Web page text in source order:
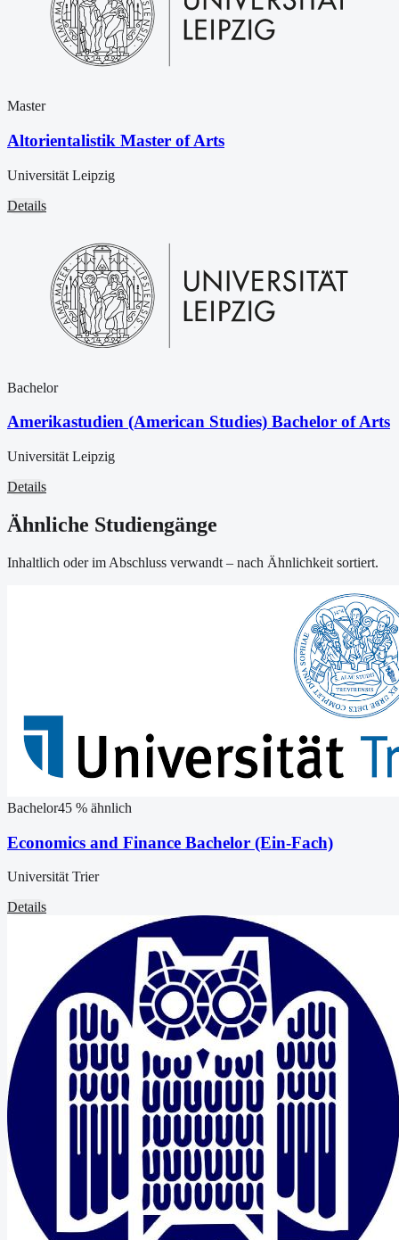
Master
Altorientalistik Master of Arts
Universität Leipzig
Details
Bachelor
Amerikastudien (American Studies) Bachelor of Arts
Universität Leipzig
Details
Ähnliche Studiengänge
Inhaltlich oder im Abschluss verwandt – nach Ähnlichkeit sortiert.
Bachelor45 % ähnlich
Economics and Finance Bachelor (Ein-Fach)
Universität Trier
Details